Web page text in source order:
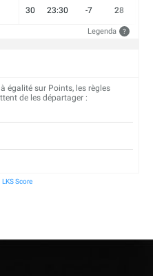
30 23:30 -7 28
Legenda ?
égalité sur Points, les règles
de les départager :
LKS Score